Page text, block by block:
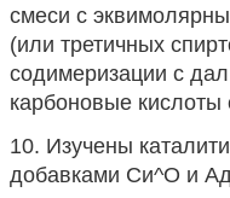
смеси с
(или третичных
содимеризации с
карбоновые
10. Изучены
добавками Си^О и